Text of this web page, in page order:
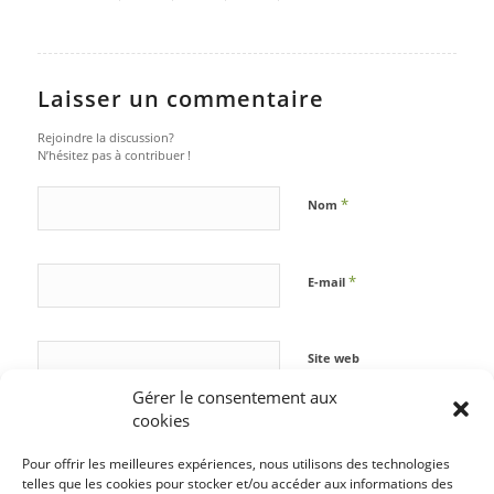
Gérer le consentement aux
cookies
Pour offrir les meilleures expériences, nous utilisons des technologies
telles que les cookies pour stocker et/ou accéder aux informations des
Laisser un commentaire
Rejoindre la discussion?
N’hésitez pas à contribuer !
Nom *
E-mail *
Site web